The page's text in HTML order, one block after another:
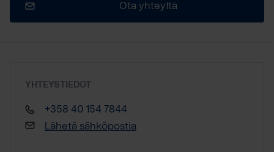
Ota yhteyttä
YHTEYSTIEDOT
+358 40 154 7844
Lähetä sähköpostia